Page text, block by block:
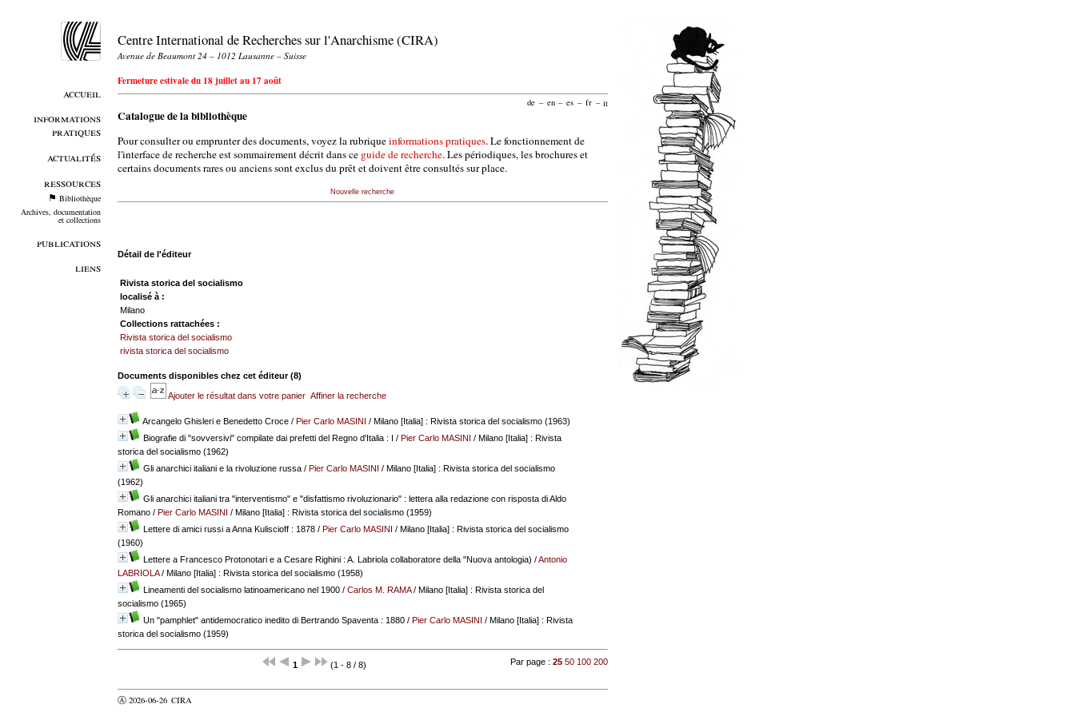
accueil
informations
pratiques
actualités
ressources
Bibliothèque
Archives, documentation
et collections
publications
liens
Centre International de Recherches sur l'Anarchisme (CIRA)
Avenue de Beaumont 24 – 1012 Lausanne – Suisse
Fermeture estivale du 18 juillet au 17 août
de – en – es – fr – it
Catalogue de la bibliothèque
Pour consulter ou emprunter des documents, voyez la rubriqueinformations pratiques. Le fonctionnement de
l'interface de recherche est sommairement décrit dans ce guide de recherche. Les périodiques, les brochures et
certains documents rares ou anciens sont exclus du prêt et doivent être consultés sur place.
Nouvelle recherche
Détail de l'éditeur
Rivista storica del socialismo
localisé à :
Milano
Collections rattachées :
Rivista storica del socialismo
rivista storica del socialismo
Documents disponibles chez cet éditeur (8)
Ajouter le résultat dans votre panier Affiner la recherche
Arcangelo Ghisleri e Benedetto Croce/ Pier Carlo MASINI / Milano [Italia] : Rivista storica del socialismo (1963)
Biografie di "sovversivi" compilate dai prefetti del Regno d'Italia : I / Pier Carlo MASINI / Milano [Italia] : Rivista
storica del socialismo (1962)
Gli anarchici italiani e la rivoluzione russa/ Pier Carlo MASINI / Milano [Italia] : Rivista storica del socialismo
(1962)
Gli anarchici italiani tra "interventismo" e "disfattismo rivoluzionario" : lettera alla redazione con risposta di Aldo
Romano/ Pier Carlo MASINI / Milano [Italia] : Rivista storica del socialismo (1959)
Lettere di amici russi a Anna Kuliscioff : 1878/ Pier Carlo MASINI / Milano [Italia] : Rivista storica del socialismo
(1960)
Lettere a Francesco Protonotari e a Cesare Righini : A. Labriola collaboratore della "Nuova antologia) /Antonio
LABRIOLA/ Milano [Italia] : Rivista storica del socialismo (1958)
Lineamenti del socialismo latinoamericano nel 1900/ Carlos M. RAMA/ Milano [Italia] : Rivista storica del
socialismo (1965)
Un "pamphlet" antidemocratico inedito di Bertrando Spaventa : 1880/ Pier Carlo MASINI / Milano [Italia] : Rivista
storica del socialismo (1959)
1 (1 - 8 / 8) Par page :25 50 100 200
Ⓐ 2026-06-26 CIRA